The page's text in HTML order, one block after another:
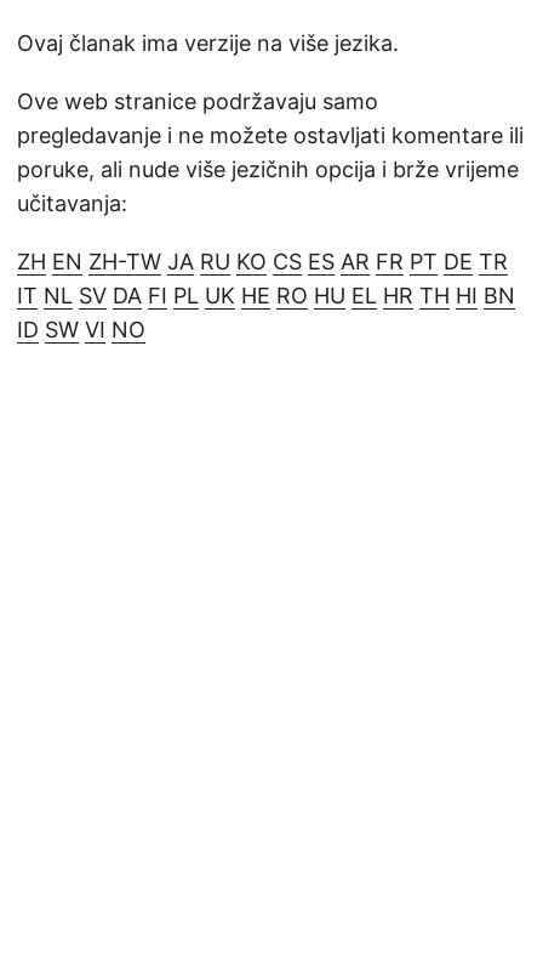
Ovaj članak ima verzije na više jezika.
Ove web stranice podržavaju samo
pregledavanje i ne možete ostavljati komentare ili
poruke, ali nude više jezičnih opcija i brže vrijeme
učitavanja:
ZH EN ZH-TW JA RU KO CS ES AR FR PT DE TR
IT NL SV DA FI PL UK HE RO HU EL HR TH HI BN
ID SW VI NO